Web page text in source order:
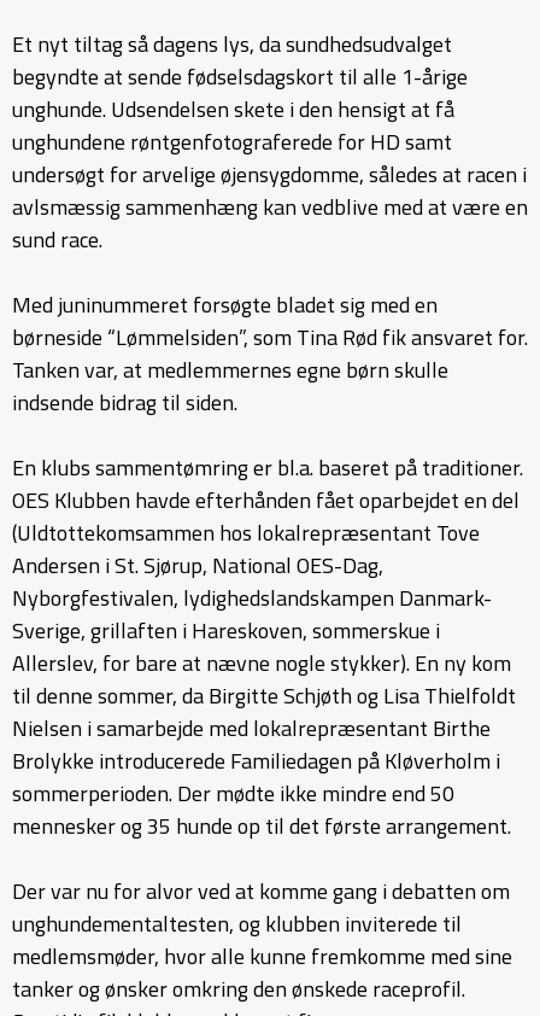
Et nyt tiltag så dagens lys, da sundhedsudvalget
begyndte at sende fødselsdagskort til alle 1-årige
unghunde. Udsendelsen skete i den hensigt at få
unghundene røntgenfotograferede for HD samt
undersøgt for arvelige øjensygdomme, således at racen i
avlsmæssig sammenhæng kan vedblive med at være en
sund race.
Med juninummeret forsøgte bladet sig med en
børneside “Lømmelsiden”, som Tina Rød fik ansvaret for.
Tanken var, at medlemmernes egne børn skulle
indsende bidrag til siden.
En klubs sammentømring er bl.a. baseret på traditioner.
OES Klubben havde efterhånden fået oparbejdet en del
(Uldtottekomsammen hos lokalrepræsentant Tove
Andersen i St. Sjørup, National OES-Dag,
Nyborgfestivalen, lydighedslandskampen Danmark-
Sverige, grillaften i Hareskoven, sommerskue i
Allerslev, for bare at nævne nogle stykker). En ny kom
til denne sommer, da Birgitte Schjøth og Lisa Thielfoldt
Nielsen i samarbejde med lokalrepræsentant Birthe
Brolykke introducerede Familiedagen på Kløverholm i
sommerperioden. Der mødte ikke mindre end 50
mennesker og 35 hunde op til det første arrangement.
Der var nu for alvor ved at komme gang i debatten om
unghundementaltesten, og klubben inviterede til
medlemsmøder, hvor alle kunne fremkomme med sine
tanker og ønsker omkring den ønskede raceprofil.